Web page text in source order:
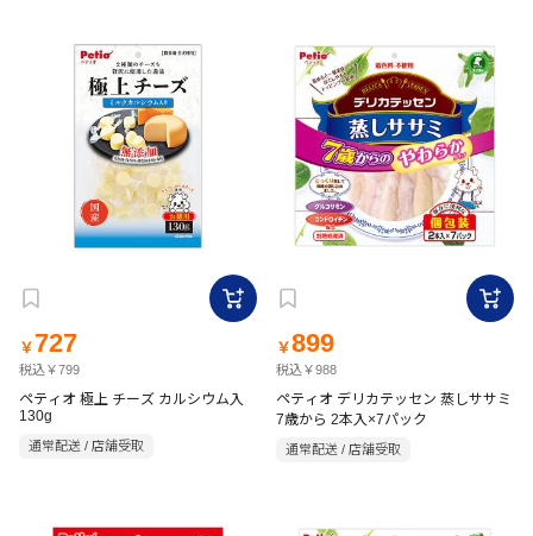
￥ 727
税込￥799
ペティオ 極上 チーズ カルシウム入
130g
通常配送 / 店舗受取
￥899
税込￥988
ペティオ デリカテッセン 蒸しササミ
7歳から 2本入×7パック
通常配送 / 店舗受取